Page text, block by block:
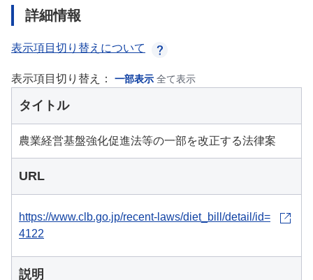
詳細情報
表示項目切り替えについて
表示項目切り替え： 一部表示 全て表示
タイトル
農業経営基盤強化促進法等の一部を改正する法律案
URL
https://www.clb.go.jp/recent-laws/diet_bill/detail/id=
4122
説明